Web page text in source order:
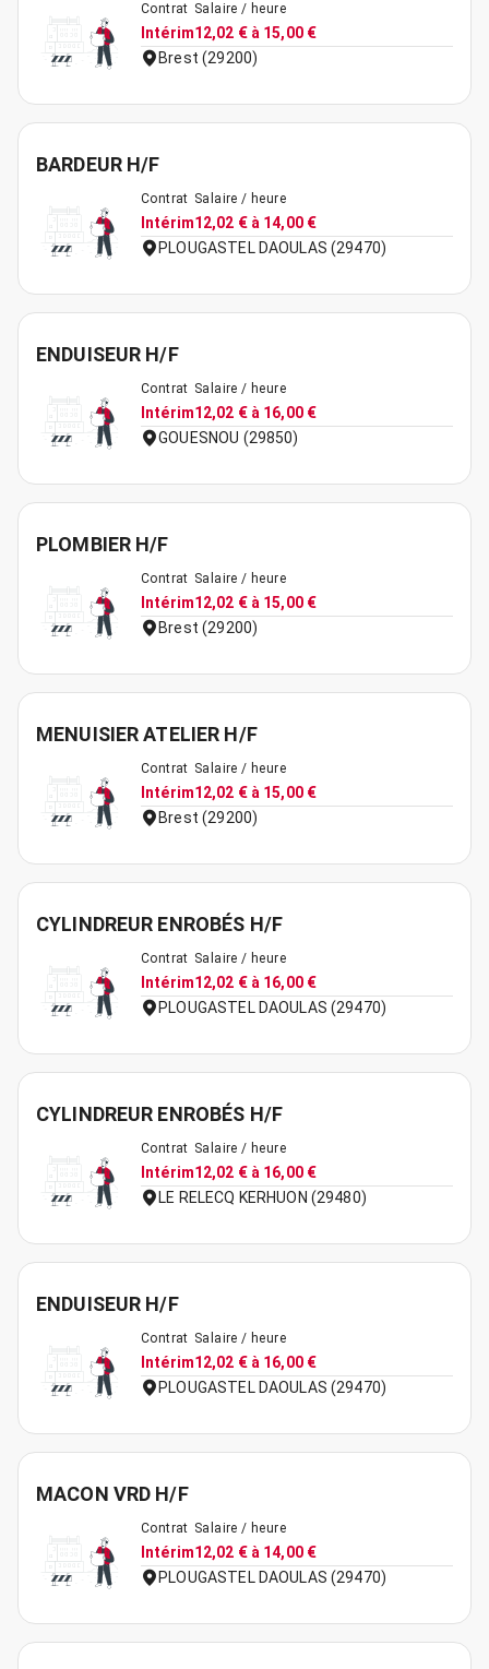
Contrat
Intérim
Salaire / heure
12,02 € à 15,00 €
Brest (29200)
BARDEUR H/F
Contrat
Intérim
Salaire / heure
12,02 € à 14,00 €
PLOUGASTEL DAOULAS (29470)
ENDUISEUR H/F
Contrat
Intérim
Salaire / heure
12,02 € à 16,00 €
GOUESNOU (29850)
PLOMBIER H/F
Contrat
Intérim
Salaire / heure
12,02 € à 15,00 €
Brest (29200)
MENUISIER ATELIER H/F
Contrat
Intérim
Salaire / heure
12,02 € à 15,00 €
Brest (29200)
CYLINDREUR ENROBÉS H/F
Contrat
Intérim
Salaire / heure
12,02 € à 16,00 €
PLOUGASTEL DAOULAS (29470)
CYLINDREUR ENROBÉS H/F
Contrat
Intérim
Salaire / heure
12,02 € à 16,00 €
LE RELECQ KERHUON (29480)
ENDUISEUR H/F
Contrat
Intérim
Salaire / heure
12,02 € à 16,00 €
PLOUGASTEL DAOULAS (29470)
MACON VRD H/F
Contrat
Intérim
Salaire / heure
12,02 € à 14,00 €
PLOUGASTEL DAOULAS (29470)